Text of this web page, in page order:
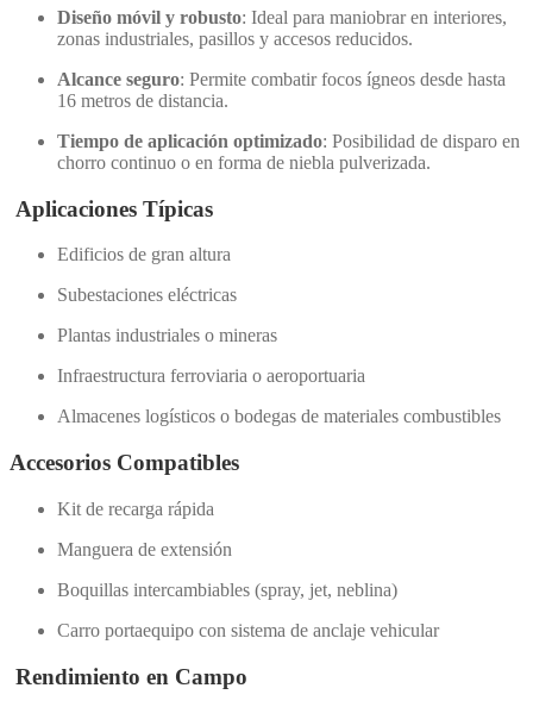
Diseño móvil y robusto: Ideal para maniobrar en interiores,
zonas industriales, pasillos y accesos reducidos.
Alcance seguro: Permite combatir focos ígneos desde hasta
16 metros de distancia.
Tiempo de aplicación optimizado: Posibilidad de disparo en
chorro continuo o en forma de niebla pulverizada.
Aplicaciones Típicas
Edificios de gran altura
Subestaciones eléctricas
Plantas industriales o mineras
Infraestructura ferroviaria o aeroportuaria
Almacenes logísticos o bodegas de materiales combustibles
Accesorios Compatibles
Kit de recarga rápida
Manguera de extensión
Boquillas intercambiables (spray, jet, neblina)
Carro portaequipo con sistema de anclaje vehicular
Rendimiento en Campo